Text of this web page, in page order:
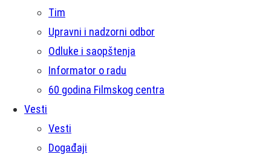
Tim
Upravni i nadzorni odbor
Odluke i saopštenja
Informator o radu
60 godina Filmskog centra
Vesti
Vesti
Događaji